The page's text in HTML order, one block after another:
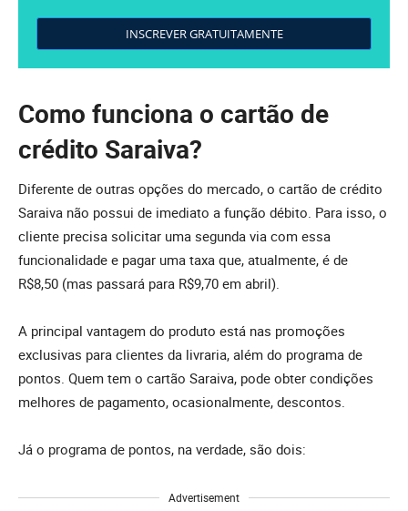
INSCREVER GRATUITAMENTE
Como funciona o cartão de
crédito Saraiva?
Diferente de outras opções do mercado, o cartão de crédito
Saraiva não possui de imediato a função débito. Para isso, o
cliente precisa solicitar uma segunda via com essa
funcionalidade e pagar uma taxa que, atualmente, é de
R$8,50 (mas passará para R$9,70 em abril).
A principal vantagem do produto está nas promoções
exclusivas para clientes da livraria, além do programa de
pontos. Quem tem o cartão Saraiva, pode obter condições
melhores de pagamento, ocasionalmente, descontos.
Já o programa de pontos, na verdade, são dois:
Advertisement